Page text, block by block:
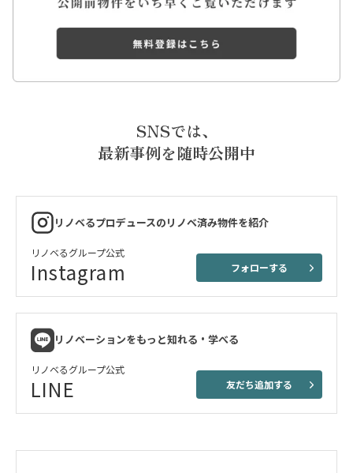
SNSでは、
最新事例を随時公開中
リノベるプロデュースのリノベ済み物件を紹介
リノベるグループ公式
Instagram フォローする
リノベーションをもっと知れる・学べる
リノベるグループ公式
LINE 友だち追加する